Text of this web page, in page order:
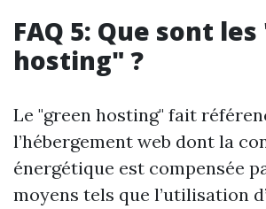
FAQ 5: Que sont
hosting" ?
Le "green hosting" fait
l’hébergement web dont la
énergétique est compensée
moyens tels que l’utilisation